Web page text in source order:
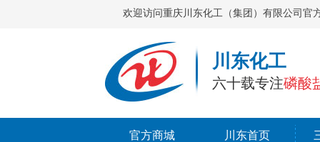
欢迎访问重庆川东化工（集团）有限公司官
川东化工
六十载专注磷酸
官方商城 川东首页